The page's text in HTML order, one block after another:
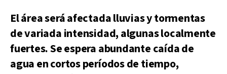
El área será afectada lluvias y tormentas
de variada intensidad, algunas localmente
fuertes. Se espera abundante caída de
agua en cortos períodos de tiempo,